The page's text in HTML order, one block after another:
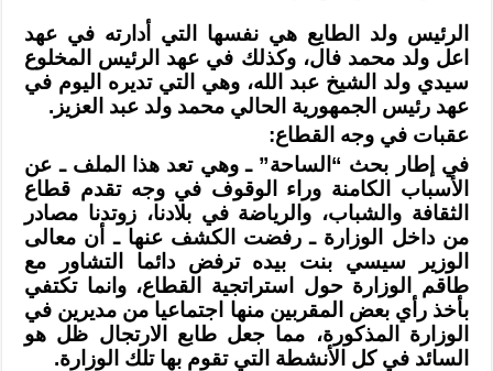
الرئيس ولد الطايع هي نفسها
التي أدارته في عهد
اعل ولد محمد فال، وكذلك في عهد الرئيس المخلوع
سيدي ولد الشيخ عبد الله، وهي التي تديره اليوم في
عهد رئيس الجمهورية الحالي محمد ولد عبد العزيز .
عقبات في وجه القطاع:
في إطار بحث “الساحة” ـ وهي تعد هذا الملف ـ عن
الأسباب الكامنة وراء الوقوف في وجه تقدم قطاع
الثقافة والشباب، والرياضة في بلادنا، زوتدنا مصادر
من داخل الوزارة ـ رفضت الكشف عنها ـ أن معالى
الوزير سيسي بنت بيده ترفض دائما التشاور مع
طاقم
الوزارة حول استراتجية القطاع، وانما تكتفي
بأخذ رأي بعض المقربين منها اجتماعيا من مديرين في
الوزارة المذكورة، مما جعل طابع الارتجال ظل هو
السائد في كل الأنشطة التي تقوم بها تلك الوزارة.